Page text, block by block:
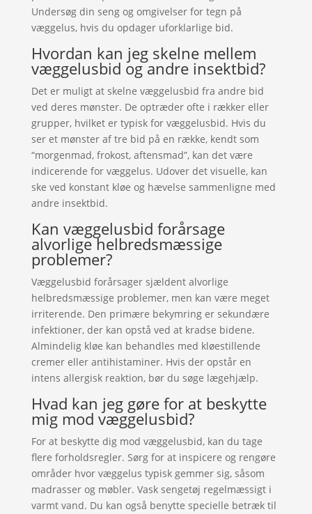
Undersøg din seng og omgivelser for tegn på
væggelus, hvis du opdager uforklarlige bid.
Hvordan kan jeg skelne mellem
væggelusbid og andre insektbid?
Det er muligt at skelne væggelusbid fra andre bid
ved deres mønster. De optræder ofte i rækker eller
grupper, hvilket er typisk for væggelusbid. Hvis du
ser et mønster af tre bid på en række, kendt som
“morgenmad, frokost, aftensmad”, kan det være
indicerende for væggelus. Udover det visuelle, kan
ske ved konstant kløe og hævelse sammenligne med
andre insektbid.
Kan væggelusbid forårsage
alvorlige helbredsmæssige
problemer?
Væggelusbid forårsager sjældent alvorlige
helbredsmæssige problemer, men kan være meget
irriterende. Den primære bekymring er sekundære
infektioner, der kan opstå ved at kradse bidene.
Almindelig kløe kan behandles med kløestillende
cremer eller antihistaminer. Hvis der opstår en
intens allergisk reaktion, bør du søge lægehjælp.
Hvad kan jeg gøre for at beskytte
mig mod væggelusbid?
For at beskytte dig mod væggelusbid, kan du tage
flere forholdsregler. Sørg for at inspicere og rengøre
områder hvor væggelus typisk gemmer sig, såsom
madrasser og møbler. Vask sengetøj regelmæssigt i
varmt vand. Du kan også benytte specielle betræk til